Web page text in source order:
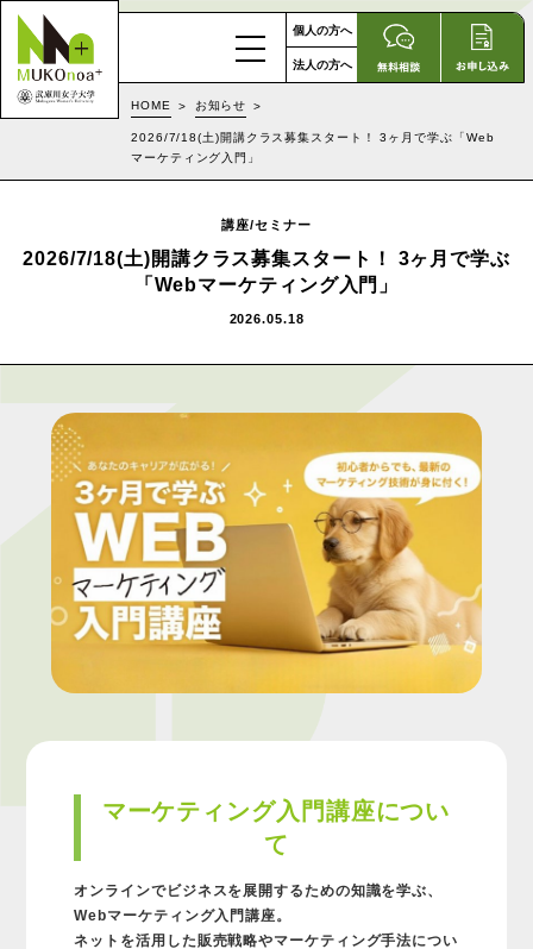
個人の方へ
法人の方へ
HOME お知らせ
2026/7/18(土)開講クラス募集スタート！ 3ヶ月で学ぶ「Web
マーケティング入門」
講座/セミナー
2026/7/18(土)開講クラス募集スタート！ 3ヶ月で学ぶ
「Webマーケティング入門」
2026.05.18
マーケティング入門講座につい
て
オンラインでビジネスを展開するための知識を学ぶ、
Webマーケティング入門講座。
ネットを活用した販売戦略やマーケティング手法につい